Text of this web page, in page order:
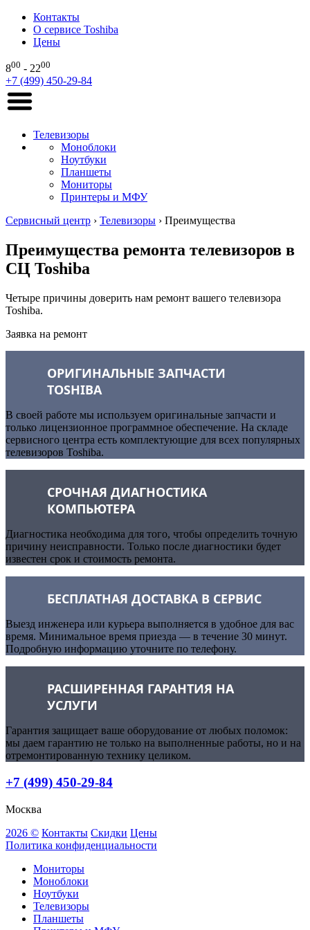
Контакты
О сервисе Toshiba
Цены
800 - 2200
+7 (499) 450-29-84
Телевизоры
Моноблоки
Ноутбуки
Планшеты
Мониторы
Принтеры и МФУ
Сервисный центр › Телевизоры › Преимущества
Преимущества ремонта телевизоров в
СЦ Toshiba
Четыре причины доверить нам ремонт вашего телевизора
Toshiba.
Заявка на ремонт
ОРИГИНАЛЬНЫЕ ЗАПЧАСТИ
TOSHIBA
В своей работе мы используем оригинальные запчасти и
только лицензионное программное обеспечение. На складе
сервисного центра есть комплектующие для всех популярных
телевизоров Toshiba.
СРОЧНАЯ ДИАГНОСТИКА
КОМПЬЮТЕРА
Диагностика необходима для того, чтобы определить точную
причину неисправности. Только после диагностики будет
известен срок и стоимость ремонта.
БЕСПЛАТНАЯ ДОСТАВКА В СЕРВИС
Выезд инженера или курьера выполняется в удобное для вас
время. Минимальное время приезда — в течение 30 минут.
Подробную информацию уточните по телефону.
РАСШИРЕННАЯ ГАРАНТИЯ НА
УСЛУГИ
Гарантия защищает ваше оборудование от любых поломок:
мы даем гарантию не только на выполненные работы, но и на
отремонтированную технику целиком.
+7 (499) 450-29-84
Москва
2026 © Контакты Скидки Цены
Политика конфиденциальности
Мониторы
Моноблоки
Ноутбуки
Телевизоры
Планшеты